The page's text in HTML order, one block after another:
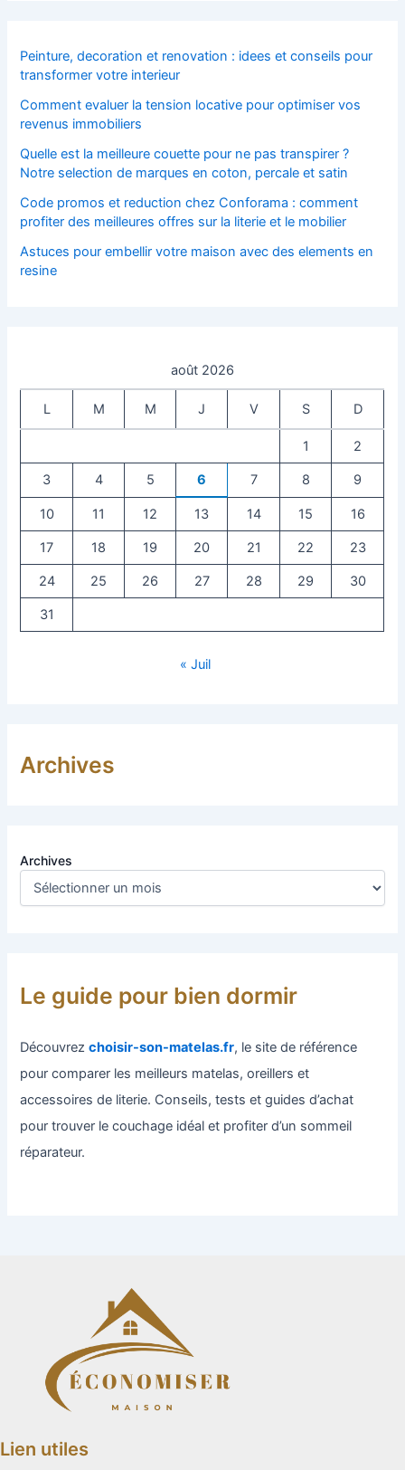
Peinture, decoration et renovation : idees et conseils pour
transformer votre interieur
Comment evaluer la tension locative pour optimiser vos
revenus immobiliers
Quelle est la meilleure couette pour ne pas transpirer ?
Notre selection de marques en coton, percale et satin
Code promos et reduction chez Conforama : comment
profiter des meilleures offres sur la literie et le mobilier
Astuces pour embellir votre maison avec des elements en
resine
août 2026
L M M J V S D
1 2
3 4 5 6 7 8 9
10 11 12 13 14 15 16
17 18 19 20 21 22 23
24 25 26 27 28 29 30
31
« Juil
Archives
Archives
Le guide pour bien dormir
Découvrezchoisir-son-matelas.fr, le site de référence
pour comparer les meilleurs matelas, oreillers et
accessoires de literie. Conseils, tests et guides d’achat
pour trouver le couchage idéal et profiter d’un sommeil
réparateur.
Lien utiles